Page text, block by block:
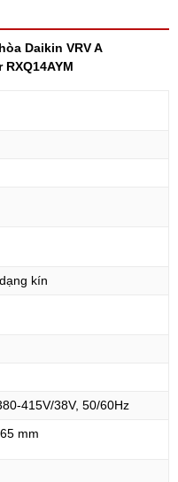
Daikin VRV A
kín
415V/38V, 50/60Hz
mm